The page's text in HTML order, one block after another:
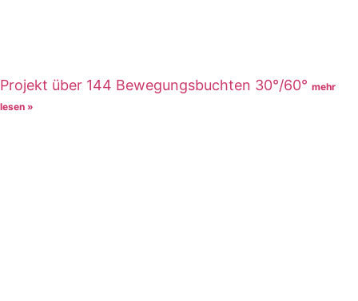
Projekt über 144 Bewegungsbuchten 30°/60° mehr
lesen »